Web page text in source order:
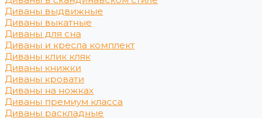
Диваны выдвижные
Диваны выкатные
Диваны для сна
Диваны и кресла комплект
Диваны клик кляк
Диваны книжки
Диваны кровати
Диваны на ножках
Диваны премиум класса
Диваны раскладные